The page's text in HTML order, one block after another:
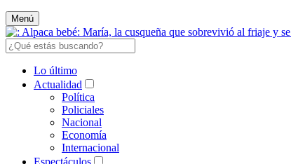
Menú
Lo último
Actualidad
Política
Policiales
Nacional
Economía
Internacional
Espectáculos